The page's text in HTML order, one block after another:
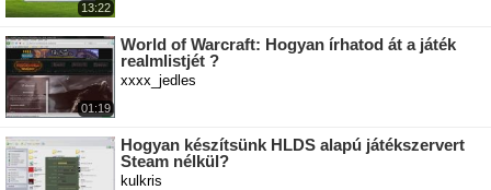
13:22
01:19
World of Warcraft: Hogyan írhatod át a játék
realmlistjét ?
xxxx_jedles
Hogyan készítsünk HLDS alapú játékszervert
Steam nélkül?
kulkris